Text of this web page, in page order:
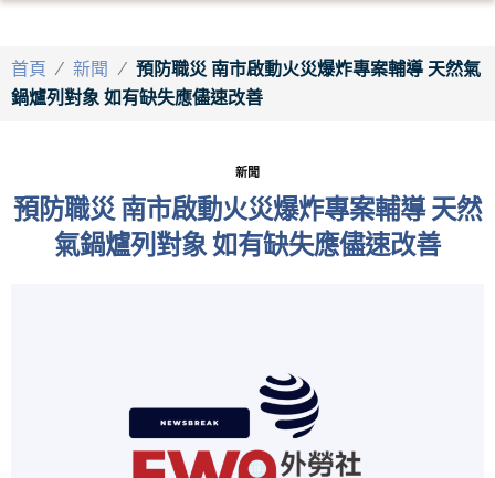
首頁 / 新聞 / 預防職災 南市啟動火災爆炸專案輔導 天然氣
鍋爐列對象 如有缺失應儘速改善
新聞
預防職災 南市啟動火災爆炸專案輔導 天然
氣鍋爐列對象 如有缺失應儘速改善